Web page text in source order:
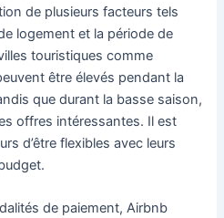
de plusieurs facteurs tels
logement et la période de
touristiques comme
être élevés pendant la
que durant la basse saison,
offres intéressantes. Il est
d’être flexibles avec leurs
de paiement, Airbnb